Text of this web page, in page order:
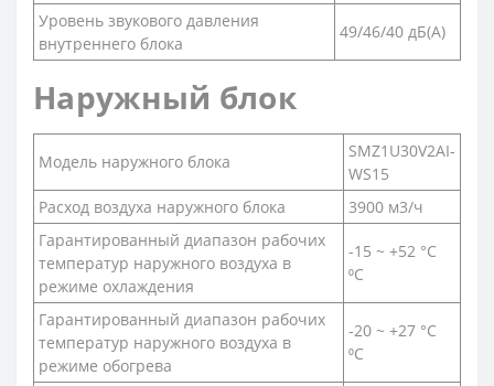
Уровень звукового давления
внутреннего блока
49/46/40 дБ(А)
Наружный блок
Модель наружного блока
SMZ1U30V2AI-
WS15
Расход воздуха наружного блока
3900 м3/ч
Гарантированный диапазон рабочих
температур наружного воздуха в
режиме охлаждения
-15 ~ +52 °С
⁰С
Гарантированный диапазон рабочих
температур наружного воздуха в
режиме обогрева
-20 ~ +27 °С
⁰С